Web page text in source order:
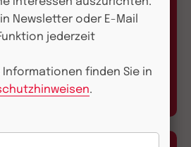
Ihre Nachricht.
Newsletter oder E-Mail
jederzeit
finden Sie in
.